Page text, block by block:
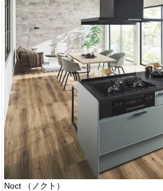
Noct （ノクト）